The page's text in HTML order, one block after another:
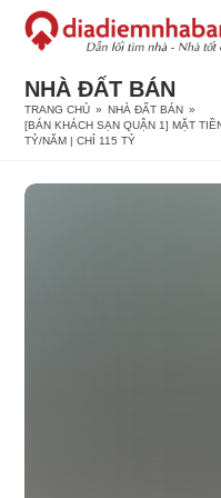
NHÀ ĐẤT BÁN
TRANG CHỦ » NHÀ ĐẤT BÁN »
[BÁN KHÁCH SẠN QUẬN 1] MẶT TIỀN BÙI THỊ XUÂN | HẦM 12 TẦNG | TN 10
TỶ/NĂM | CHỈ 115 TỶ